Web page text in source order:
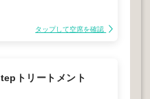
タップして空席を確認
トリートメント